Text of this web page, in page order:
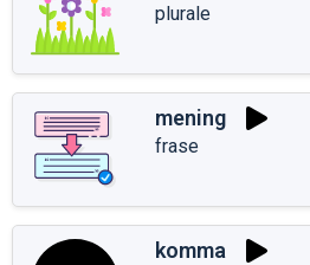
plurale
mening
frase
komma